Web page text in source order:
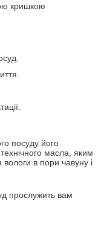
кришкою
посуду його
масла, яким
в пори чавуну і
прослужить вам